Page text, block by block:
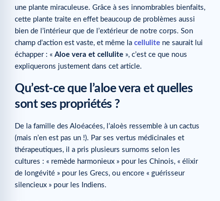
une plante miraculeuse. Grâce à ses innombrables bienfaits,
cette plante traite en effet beaucoup de problèmes aussi
bien de l’intérieur que de l’extérieur de notre corps. Son
champ d’action est vaste, et même la cellulite ne saurait lui
échapper : « Aloe vera et cellulite », c’est ce que nous
expliquerons justement dans cet article.
Qu’est-ce que l’aloe vera et quelles
sont ses propriétés ?
De la famille des Aloéacées, l’aloès ressemble à un cactus
(mais n’en est pas un !). Par ses vertus médicinales et
thérapeutiques, il a pris plusieurs surnoms selon les
cultures : « remède harmonieux » pour les Chinois, « élixir
de longévité » pour les Grecs, ou encore « guérisseur
silencieux » pour les Indiens.